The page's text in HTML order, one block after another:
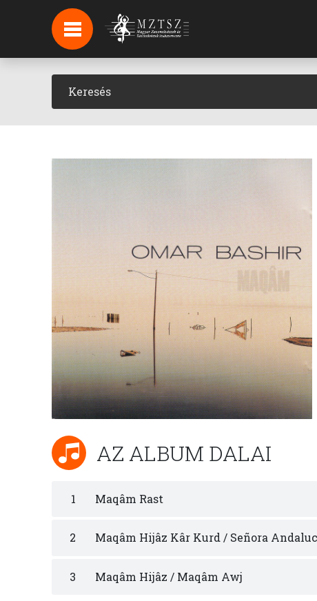
HÍREK
HÍRLEVÉL FELIRATKOZÁS
PODCAST
AZ ALBUM DALAI
1 Maqâm Rast
2 Maqâm Hijâz Kâr Kurd / Señora
3 Maqâm Hijâz / Maqâm Awj